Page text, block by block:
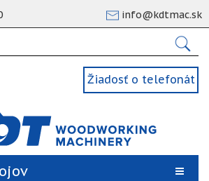
info@kdtmac.sk
Žiadosť o telefonát